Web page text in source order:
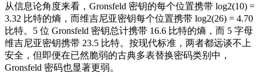
从信息论角度来看，Gronsfeld 密钥的每个位置携带 log2(10) =
3.32 比特的熵，而维吉尼亚密钥每个位置携带 log2(26) = 4.70
比特。5 位 Gronsfeld 密钥总计携带 16.6 比特的熵，而 5 字母
维吉尼亚密钥携带 23.5 比特。按现代标准，两者都远谈不上
安全，但即便在已然脆弱的古典多表替换密码类别中，
Gronsfeld 密码也显著更弱。